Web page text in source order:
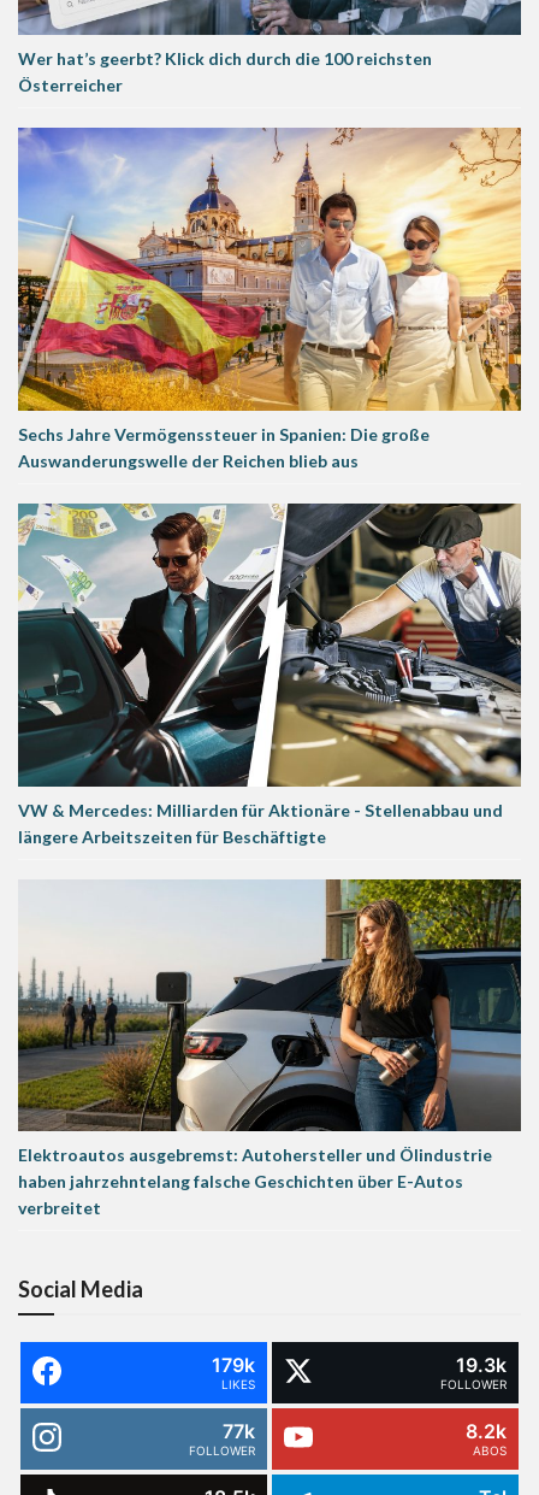
Wer hat’s geerbt? Klick dich durch die 100 reichsten
Österreicher
Sechs Jahre Vermögenssteuer in Spanien: Die große
Auswanderungswelle der Reichen blieb aus
VW & Mercedes: Milliarden für Aktionäre - Stellenabbau und
längere Arbeitszeiten für Beschäftigte
Elektroautos ausgebremst: Autohersteller und Ölindustrie
haben jahrzehntelang falsche Geschichten über E-Autos
verbreitet
Social Media
179k
LIKES
19.3k
FOLLOWER
77k
FOLLOWER
8.2k
ABOS